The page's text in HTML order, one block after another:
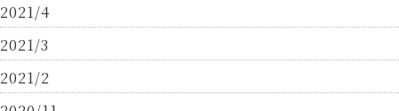
2021/4
2021/3
2021/2